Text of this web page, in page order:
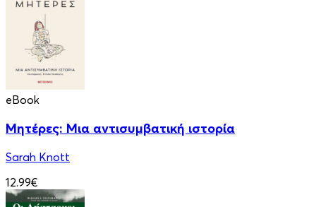
eBook
Μητέρες: Μια αντισυμβατική ιστορία
Sarah Knott
12.99€